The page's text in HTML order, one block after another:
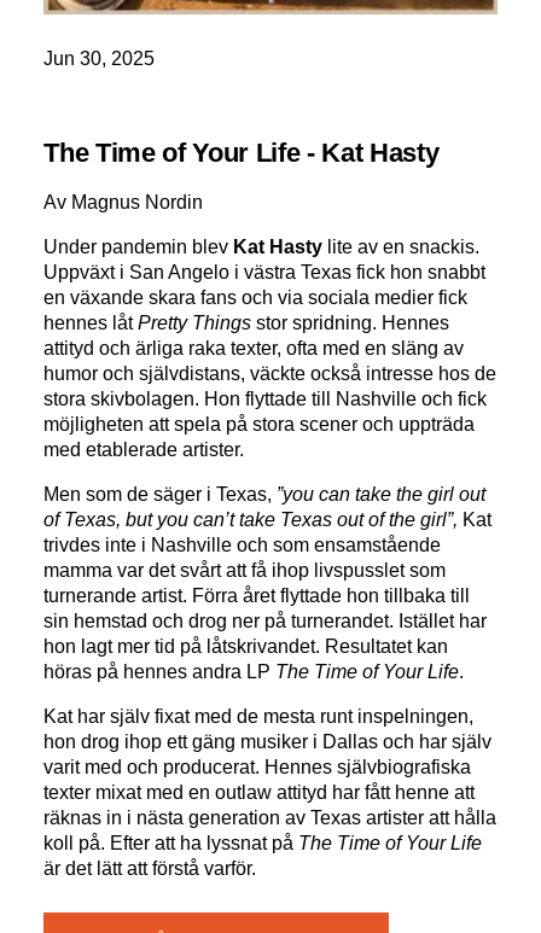
Jun 30, 2025
The Time of Your Life - Kat Hasty
Av Magnus Nordin
Under pandemin blev Kat Hasty lite av en snackis.
Uppväxt i San Angelo i västra Texas fick hon snabbt
en växande skara fans och via sociala medier fick
hennes låtPretty Things stor spridning. Hennes
attityd och ärliga raka texter, ofta med en släng av
humor och självdistans, väckte också intresse hos de
stora skivbolagen. Hon flyttade till Nashville och fick
möjligheten att spela på stora scener och uppträda
med etablerade artister.
Men som de säger i Texas, ”you can take the girl out
of Texas, but you can’t take Texas out of the girl”, Kat
trivdes inte i Nashville och som ensamstående
mamma var det svårt att få ihop livspusslet som
turnerande artist. Förra året flyttade hon tillbaka till
sin hemstad och drog ner på turnerandet. Istället har
hon lagt mer tid på låtskrivandet. Resultatet kan
höras på hennes andra LP The Time of Your Life.
Kat har själv fixat med de mesta runt inspelningen,
hon drog ihop ett gäng musiker i Dallas och har själv
varit med och producerat. Hennes självbiografiska
texter mixat med en outlaw attityd har fått henne att
räknas in i nästa generation av Texas artister att hålla
koll på. Efter att ha lyssnat på The Time of Your Life
är det lätt att förstå varför.